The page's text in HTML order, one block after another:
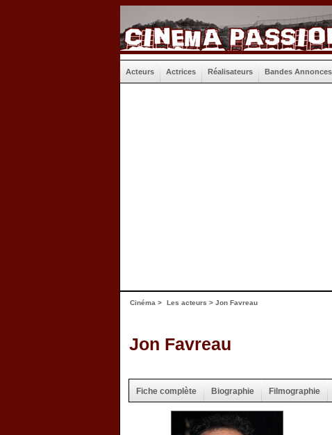
Acteurs Actrices Réalisateurs Bandes Annonces
Cinéma > Les acteurs > Jon Favreau
Jon Favreau
Fiche complète Biographie Filmographie